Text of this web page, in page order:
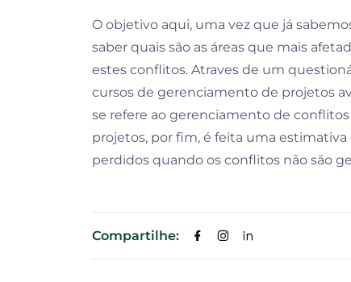
O objetivo aqui, uma vez que já
saber quais são as áreas que mais
estes conflitos. Atraves de um
cursos de gerenciamento de projetos
se refere ao gerenciamento de
projetos, por fim, é feita uma
perdidos quando os conflitos não são
Compartilhe: